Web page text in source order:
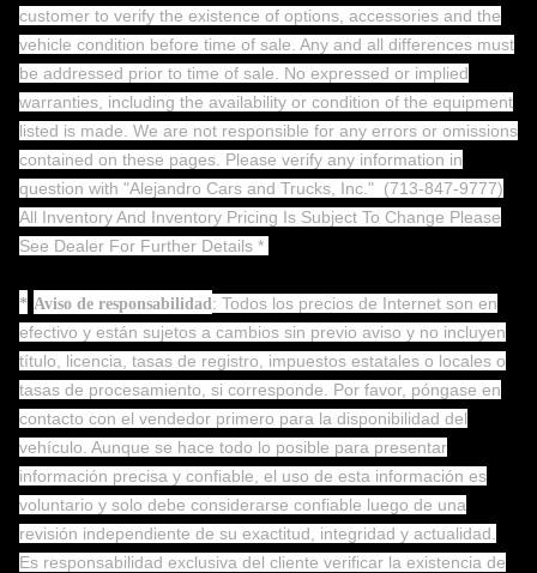
customer to verify the existence of options, accessories and the
vehicle condition before time of sale. Any and all differences must
be addressed prior to time of sale. No expressed or implied
warranties, including the availability or condition of the equipment
listed is made. We are not responsible for any errors or omissions
contained on these pages. Please verify any information in
question with "Alejandro Cars and Trucks, Inc." (713-847-9777)
All Inventory And Inventory Pricing Is Subject To Change Please
See Dealer For Further Details *
* Aviso de responsabilidad : Todos los precios de Internet son en
efectivo y están sujetos a cambios sin previo aviso y no incluyen
título, licencia, tasas de registro, impuestos estatales o locales o
tasas de procesamiento, si corresponde. Por favor, póngase en
contacto con el vendedor primero para la disponibilidad del
vehículo. Aunque se hace todo lo posible para presentar
información precisa y confiable, el uso de esta información es
voluntario y solo debe considerarse confiable luego de una
revisión independiente de su exactitud, integridad y actualidad.
Es responsabilidad exclusiva del cliente verificar la existencia de